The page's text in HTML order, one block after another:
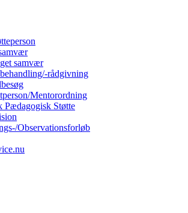
samvær
rådgivning
Mentorordning
Pædagogisk Støtte
Observationsforløb